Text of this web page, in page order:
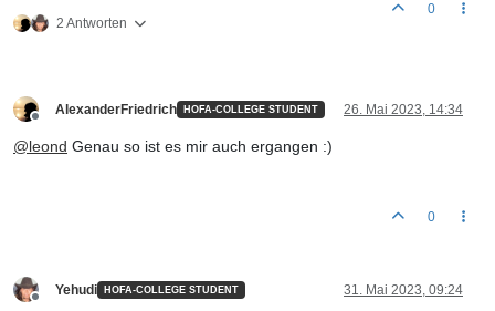
2 Antworten
0
AlexanderFriedrich HOFA-COLLEGE STUDENT 26. Mai 2023, 14:34
@leond Genau so ist es mir auch ergangen :)
0
Yehudi HOFA-COLLEGE STUDENT 31. Mai 2023, 09:24